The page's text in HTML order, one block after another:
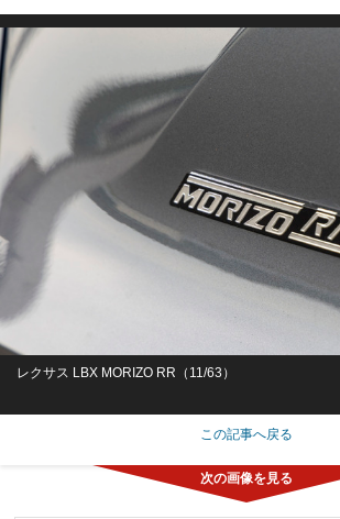
レクサス LBX MORIZO RR（11/63）
この記事へ戻る